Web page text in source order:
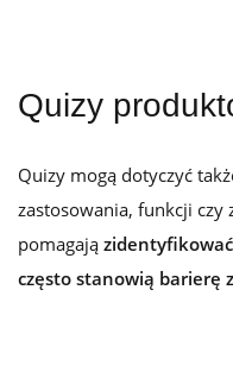
Quizy
Quizy mogą dotyczyć
zastosowania, funkcji czy
pomagają
często stanowią barierę